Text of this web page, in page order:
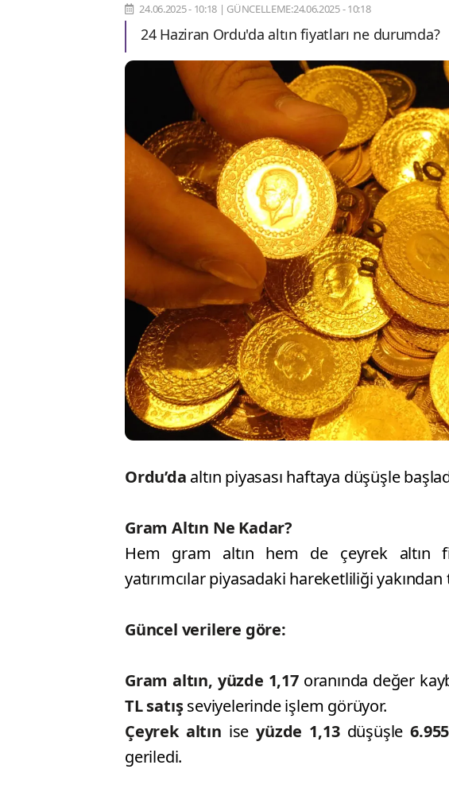
24.06.2025 - 10:18 | GÜNCELLEME:24.06.2025 - 10:18
24 Haziran Ordu'da altın fiyatları ne durumda?
Ordu’da altın piyasası haftaya düşüşle
Gram Altın Ne Kadar?
Hem gram altın hem de çeyrek altın
yatırımcılar piyasadaki hareketliliği
Güncel verilere göre:
Gram altın, yüzde 1,17oranında değer
TL satışseviyelerinde işlem görüyor.
Çeyrek altın iseyüzde 1,13 düşüşle
geriledi.